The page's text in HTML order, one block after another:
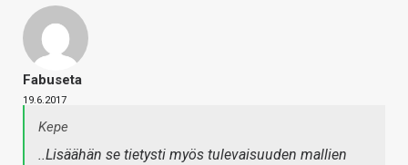
Fabuseta
19.6.2017
Kepe
..Lisäähän se tietysti myös tulevaisuuden mallien